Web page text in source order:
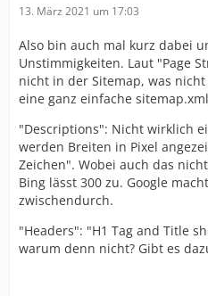
13. März 2021 um 17:03
Also bin auch mal kurz dabei
Unstimmigkeiten. Laut "Page
nicht in der Sitemap, was
eine ganz einfache
"Descriptions": Nicht wirklich
werden Breiten in Pixel
Zeichen". Wobei auch das
Bing lässt 300 zu. Google
zwischendurch.
"Headers": "H1 Tag and Title
warum denn nicht? Gibt es